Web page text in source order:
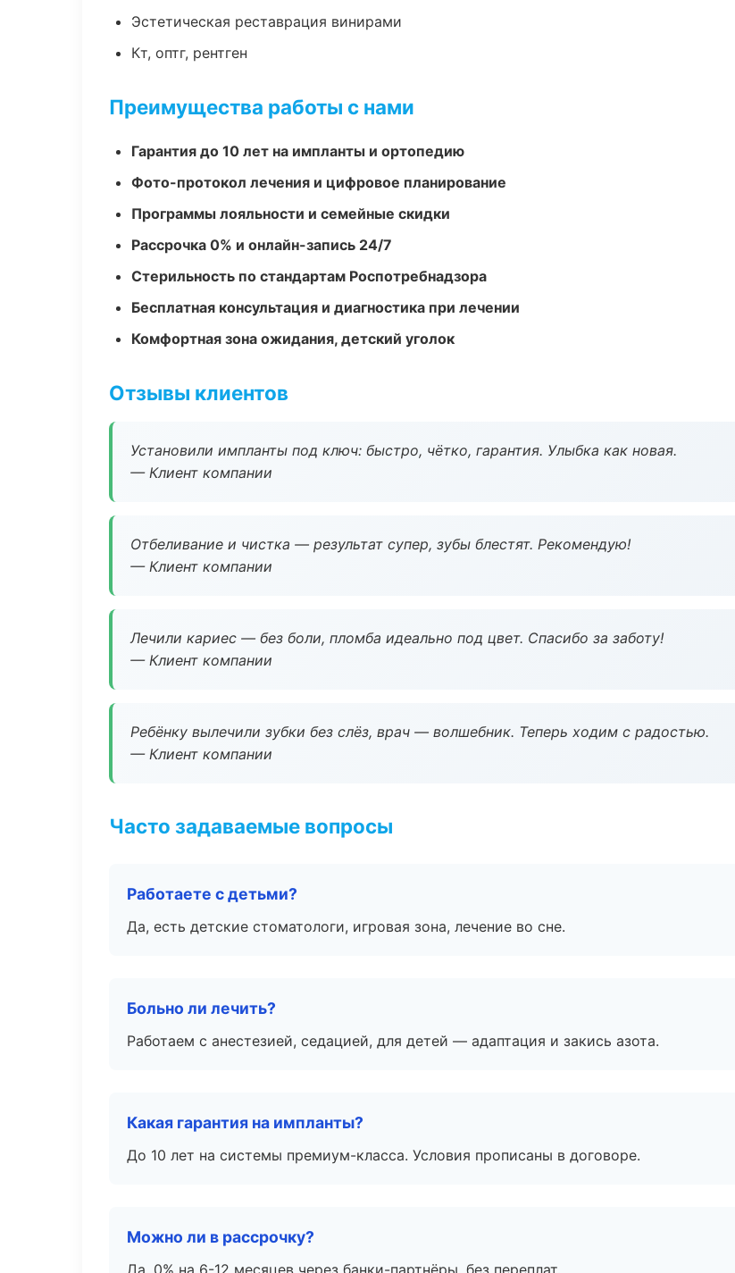
Эстетическая реставрация винирами
Кт, оптг, рентген
Преимущества работы с нами
Гарантия до 10 лет на импланты и ортопедию
Фото-протокол лечения и цифровое планирование
Программы лояльности и семейные скидки
Рассрочка 0% и онлайн-запись 24/7
Стерильность по стандартам Роспотребнадзора
Бесплатная консультация и диагностика при лечении
Комфортная зона ожидания, детский уголок
Отзывы клиентов
Установили импланты под ключ: быстро, чётко, гарантия. Улыбка как новая.
— Клиент компании
Отбеливание и чистка — результат супер, зубы блестят. Рекомендую!
— Клиент компании
Лечили кариес — без боли, пломба идеально под цвет. Спасибо за заботу!
— Клиент компании
Ребёнку вылечили зубки без слёз, врач — волшебник. Теперь ходим с радостью.
— Клиент компании
Часто задаваемые вопросы
Работаете с детьми?
Да, есть детские стоматологи, игровая зона, лечение во сне.
Больно ли лечить?
Работаем с анестезией, седацией, для детей — адаптация и закись азота.
Какая гарантия на импланты?
До 10 лет на системы премиум-класса. Условия прописаны в договоре.
Можно ли в рассрочку?
Да, 0% на 6-12 месяцев через банки-партнёры, без переплат.